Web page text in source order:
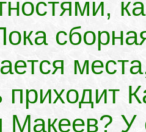
Макеев? У